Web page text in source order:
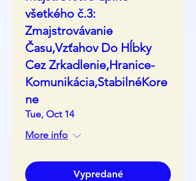
všetkého č.3:
Zmajstrovávanie
Času,Vzťahov Do Hĺbky
Cez Zrkadlenie,Hranice-
Komunikácia,StabilnéKore
ne
Tue, Oct 14
More info
Vypredané